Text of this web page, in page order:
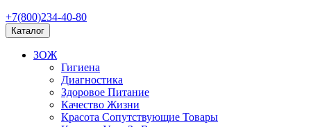
+7(800)234-40-80
Каталог
ЗОЖ
Гигиена
Диагностика
Здоровое Питание
Качество Жизни
Красота Сопутствующие Товары